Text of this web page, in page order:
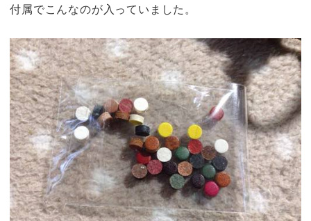
付属でこんなのが入っていました。